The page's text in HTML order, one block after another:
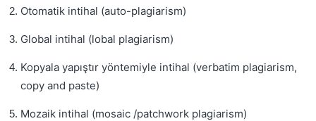
Otomatik intihal (auto-plagiarism)
Global intihal (lobal plagiarism)
Kopyala yapıştır yöntemiyle intihal (verbatim plagiarism,
copy and paste)
Mozaik intihal (mosaic /patchwork plagiarism)